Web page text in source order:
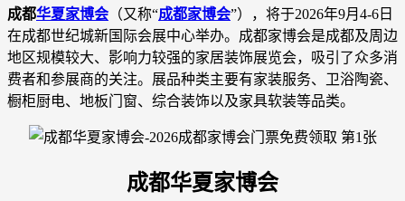
成都华夏家博会 （又称“成都家博会”），将于2026年9月4-6日
在成都世纪城新国际会展中心举办。成都家博会是成都及周边
地区规模较大、影响力较强的家居装饰展览会，吸引了众多消
费者和参展商的关注。展品种类主要有家装服务、卫浴陶瓷、
橱柜厨电、地板门窗、综合装饰以及家具软装等品类。
成都华夏家博会